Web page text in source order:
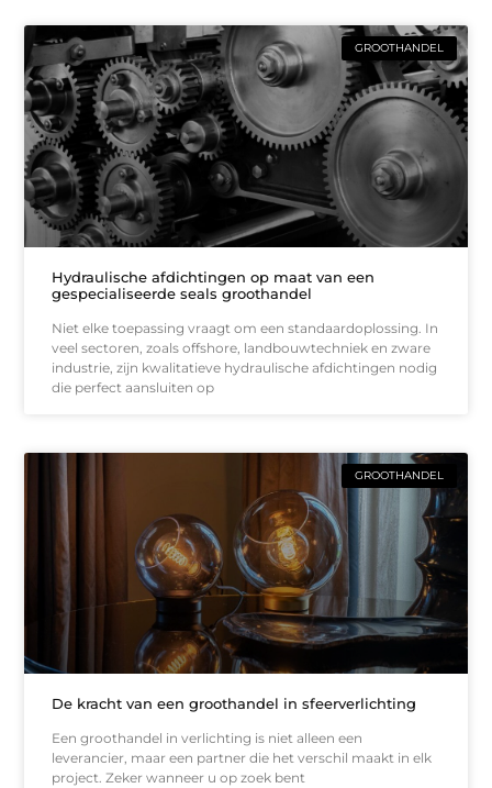
GROOTHANDEL
Hydraulische afdichtingen op maat van een
gespecialiseerde seals groothandel
Niet elke toepassing vraagt om een standaardoplossing. In
veel sectoren, zoals offshore, landbouwtechniek en zware
industrie, zijn kwalitatieve hydraulische afdichtingen nodig
die perfect aansluiten op
GROOTHANDEL
De kracht van een groothandel in sfeerverlichting
Een groothandel in verlichting is niet alleen een
leverancier, maar een partner die het verschil maakt in elk
project. Zeker wanneer u op zoek bent